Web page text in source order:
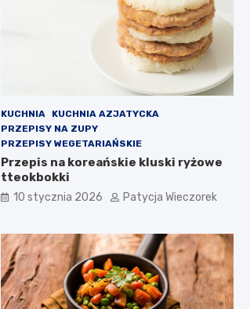
KUCHNIA
KUCHNIA AZJATYCKA
PRZEPISY NA ZUPY
PRZEPISY WEGETARIAŃSKIE
Przepis na koreańskie kluski ryżowe
tteokbokki
10 stycznia 2026 Patycja Wieczorek